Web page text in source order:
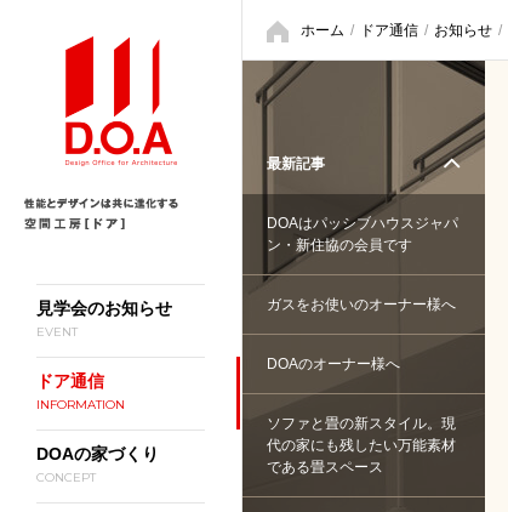
見学会のお知らせ
EVENT
ドア通信
INFORMATION
DOAの家づくり
CONCEPT
ホーム / ドア通信 / お知らせ /
最新記事
DOAはパッシブハウスジャパ
ン・新住協の会員です
ガスをお使いのオーナー様へ
DOAのオーナー様へ
ソファと畳の新スタイル。現
代の家にも残したい万能素材
である畳スペース